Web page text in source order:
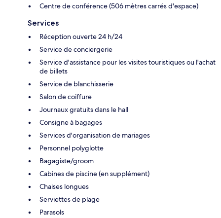
Centre de conférence (506 mètres carrés d'espace)
Services
Réception ouverte 24 h/24
Service de conciergerie
Service d'assistance pour les visites touristiques ou l'achat
de billets
Service de blanchisserie
Salon de coiffure
Journaux gratuits dans le hall
Consigne à bagages
Services d'organisation de mariages
Personnel polyglotte
Bagagiste/groom
Cabines de piscine (en supplément)
Chaises longues
Serviettes de plage
Parasols